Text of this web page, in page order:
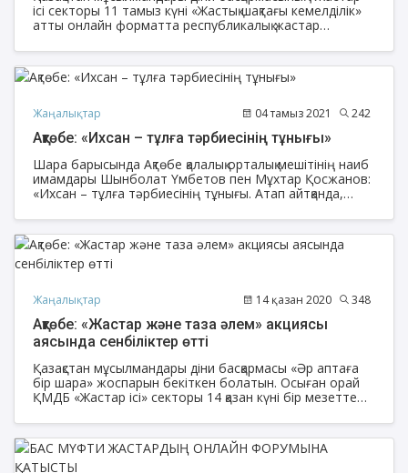
ісі секторы 11 тамыз күні «Жастық шақтағы кемелділік»
атты онлайн форматта республикалық жастар
Жаңалықтар 04 тамыз 2021 242
Ақтөбе: «Ихсан – тұлға тәрбиесінің тұнығы»
Шара барысында Ақтөбе қалалық орталық мешітінің наиб
имамдары Шынболат Үмбетов пен Мұхтар Қосжанов:
«Ихсан – тұлға тәрбиесінің тұнығы. Атап айтқанда,
қамтылған еңбек. Бас мүфтидің бастамасымен жарық
көрген кітап аз уақыт ішінде көпшіліктің қолдауына ие
болған бірегей туынды» дей келе, жаңа кітаптың қоғам
үшін маңыздылығын түсіндіріп, мазмұны мен негізгі
өтті.
Жаңалықтар 14 қазан 2020 348
Ақтөбе: «Жастар және таза әлем» акциясы
аясында сенбіліктер өтті
Қазақстан мұсылмандары діни басқармасы «Әр аптаға
бір шара» жоспарын бекіткен болатын. Осыған орай
ҚМДБ «Жастар ісі» секторы 14 қазан күні бір мезетте
акциясын өткізуді жариялаған болатын.